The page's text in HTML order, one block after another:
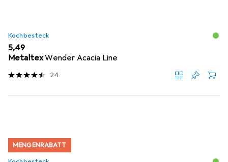
Kochbesteck
EUR
5,49
MetaltexWender Acacia Line
24
MENGENRABATT